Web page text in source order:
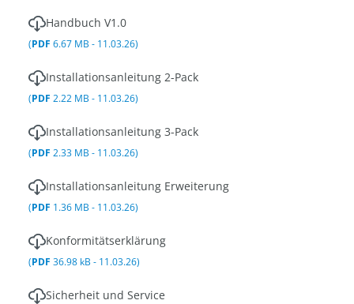
Handbuch V1.0
(PDF 6.67 MB - 11.03.26)
Installationsanleitung 2-Pack
(PDF 2.22 MB - 11.03.26)
Installationsanleitung 3-Pack
(PDF 2.33 MB - 11.03.26)
Installationsanleitung Erweiterung
(PDF 1.36 MB - 11.03.26)
Konformitätserklärung
(PDF 36.98 kB - 11.03.26)
Sicherheit und Service